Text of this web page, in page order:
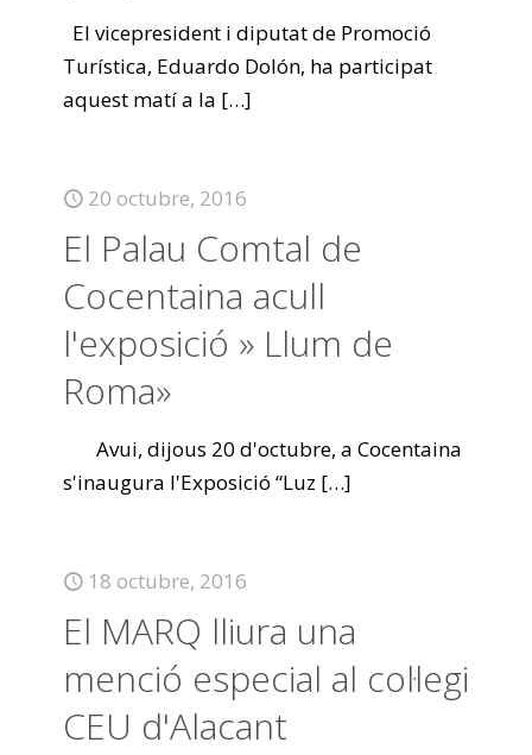
El vicepresident i diputat de Promoció
Turística, Eduardo Dolón, ha participat
aquest matí a la […]
20 octubre, 2016
El Palau Comtal de
Cocentaina acull
l'exposició » Llum de
Roma»
Avui, dijous 20 d'octubre, a Cocentaina
s'inaugura l'Exposició “Luz […]
18 octubre, 2016
El MARQ lliura una
menció especial al col·legi
CEU d'Alacant